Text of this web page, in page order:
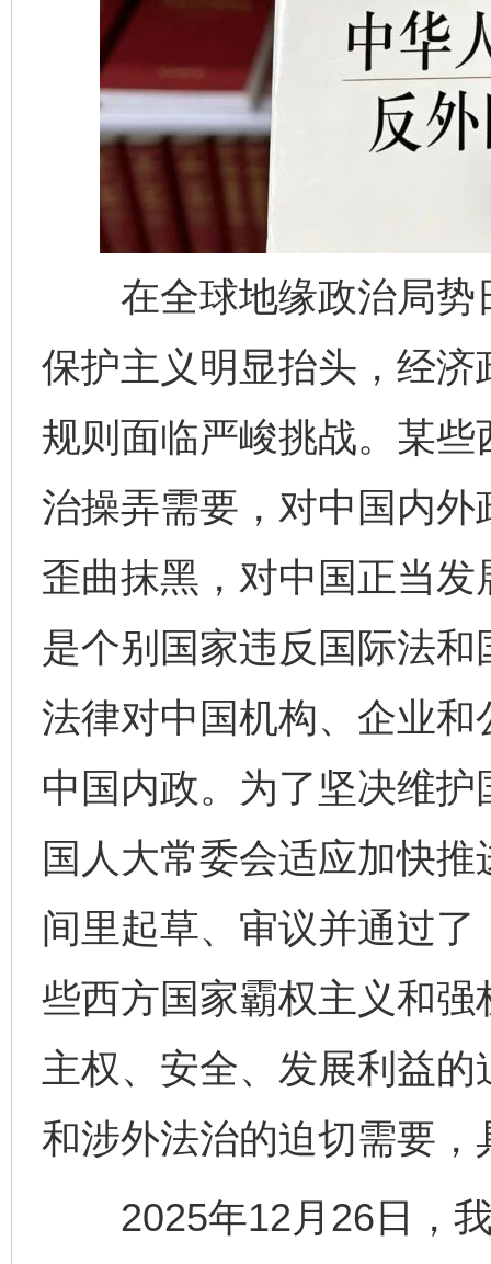
在全球地缘政治局势
保护主义明显抬头，经
规则面临严峻挑战。某
治操弄需要，对中国内
歪曲抹黑，对中国正当
是个别国家违反国际法
法律对中国机构、企业和
中国内政。为了坚决维
国人大常委会适应加快
间里起草、审议并通过
些西方国家霸权主义和
主权、安全、发展利益
和涉外法治的迫切需要
2025年12月26日，我